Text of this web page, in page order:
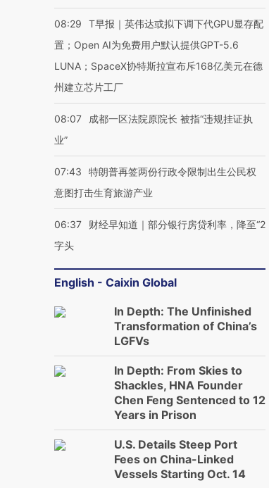
08:29
T早报｜英伟达或拟下调下代GPU显存配
置；Open AI为免费用户默认提供GPT-5.6
LUNA；SpaceX协特斯拉宣布斥168亿美元在德
州建立芯片工厂
08:07
成都一区法院原院长 被指“违规挂证执
业”
07:43
特朗普再签两份行政令限制出生公民权
意图打击生育旅游产业
06:37
财经早知道｜部分银行房贷利率，降至“2
字头
English - Caixin Global
In Depth: The Unfinished
Transformation of China’s
LGFVs
In Depth: From Skies to
Shackles, HNA Founder
Chen Feng Sentenced to 12
Years in Prison
U.S. Details Steep Port
Fees on China-Linked
Vessels Starting Oct. 14